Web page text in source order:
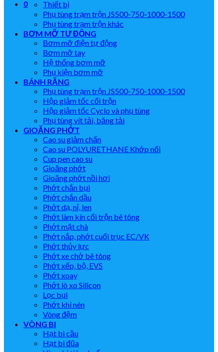
0
Thiết bị
Phụ tùng trạm trộn JS500-750-1000-1500
Phụ tùng trạm trộn khác
BƠM MỠ TỰ ĐỘNG
Bơm mỡ điện tự động
Bơm mỡ tay
Hệ thống bơm mỡ
Phụ kiện bơm mỡ
BÁNH RĂNG
Phụ tùng trạm trộn JS500-750-1000-1500
Hộp giảm tốc cối trộn
Hộp giảm tốc Cyclo và phụ tùng
Phụ tùng vít tải, băng tải
GIOĂNG PHỚT
Cao su giảm chấn
Cao su POLYURETHANE Khớp nối
Cup pen cao su
Gioăng phớt
Gioăng phớt nồi hơi
Phớt chắn bụi
Phớt chắn dầu
Phớt dạ, nỉ, len
Phớt làm kín cối trộn bê tông
Phớt mặt chà
Phớt nắp, phớt cuối trục EC/VK
Phớt thủy lực
Phớt xe chở bê tông
Phớt xếp, bộ, EVS
Phớt xoay
Phớt lò xo Silicon
Lọc bụi
Phớt khí nén
Vòng đệm
VÒNG BI
Hạt bi cầu
Hạt bi đũa